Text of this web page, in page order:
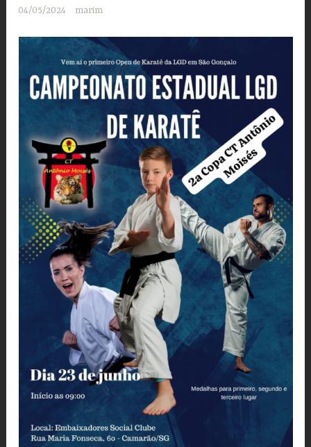
04/05/2024 marim